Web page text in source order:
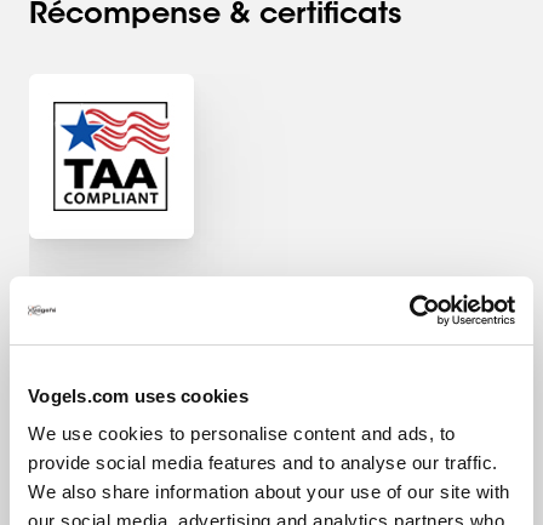
Vogels.com uses cookies
We use cookies to personalise content and ads, to
provide social media features and to analyse our traffic.
We also share information about your use of our site with
our social media, advertising and analytics partners who
Récompense & certificats
Ce certificat TAA garantit que le produit est fabriqué (ou
conforme au TAA. Un pays désigné TAA est une nation
que les États-Unis considèrent comme une source
d'approvisionnement fiable ou acceptable.